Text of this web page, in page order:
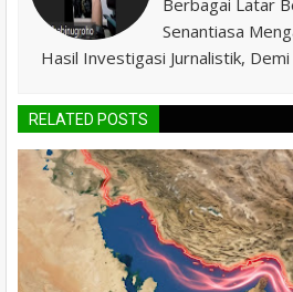
Berbagai Latar
Senantiasa
Hasil Investigasi Jurnalistik,
RELATED POSTS